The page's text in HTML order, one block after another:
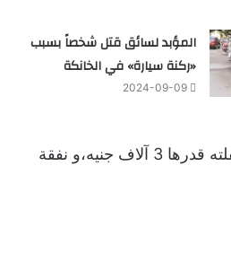
المؤبد لسائق قتل شخصاً بسبب
«ركنة سيارة» في الخانكة
2024-09-09
وقضت المحكمة في الدعوتين إلزام المدعى عليه بدفع نفقة لطفلته قدرها 3 آلاف جنيه،و نفقة